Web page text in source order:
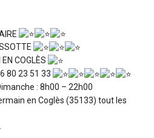
COGLÈS
80 23 51 33
: 8h00 – 22h00
en Coglès (35133) tout les